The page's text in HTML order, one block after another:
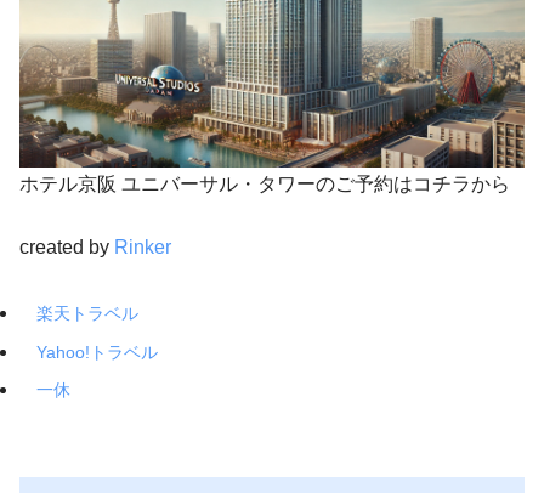
ホテル京阪 ユニバーサル・タワーのご予約はコチラから
created by Rinker
楽天トラベル
Yahoo!トラベル
一休